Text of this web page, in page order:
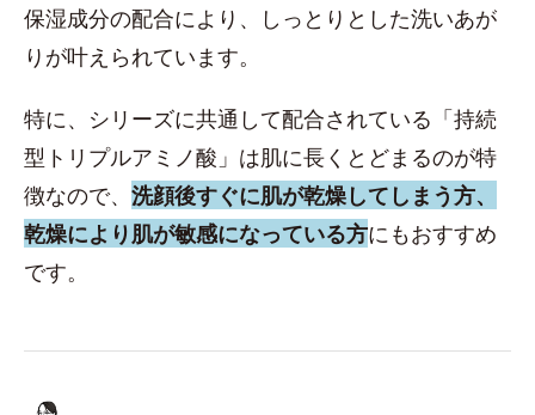
保湿成分の配合により、しっとりとした洗いあが
りが叶えられています。
特に、シリーズに共通して配合されている「持続
型トリプルアミノ酸」は肌に長くとどまるのが特
徴なので、 洗顔後すぐに肌が乾燥してしまう方、
乾燥により肌が敏感になっている方にもおすすめ
です。